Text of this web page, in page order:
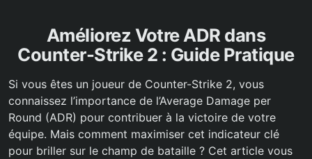
Améliorez Votre ADR dans
Counter-Strike 2 : Guide Pratique
Si vous êtes un joueur de Counter-Strike 2, vous
connaissez l’importance de l’Average Damage per
Round (ADR) pour contribuer à la victoire de votre
équipe. Mais comment maximiser cet indicateur clé
pour briller sur le champ de bataille ? Cet article vous